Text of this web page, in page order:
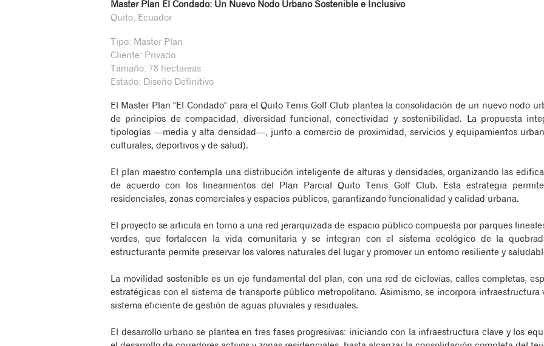
Master Plan El Condado: Un Nuevo Nodo Urbano Sostenible e Inclusivo
Quito, Ecuador
Tipo: Master Plan
Cliente: Privado
Tamaño: 78 hectareas
Estado: Diseño Definitivo
El Master Plan "El Condado" para el Quito Tenis Golf Club plantea la consolidación de un nuevo nodo
de principios de compacidad, diversidad funcional, conectividad y sostenibilidad. La propuesta
tipologías —media y alta densidad—, junto a comercio de proximidad, servicios y equipamientos
culturales, deportivos y de salud).
El plan maestro contempla una distribución inteligente de alturas y densidades, organizando las
de acuerdo con los lineamientos del Plan Parcial Quito Tenis Golf Club. Esta estrategia
residenciales, zonas comerciales y espacios públicos, garantizando funcionalidad y calidad urbana.
El proyecto se articula en torno a una red jerarquizada de espacio público compuesta por parques
verdes, que fortalecen la vida comunitaria y se integran con el sistema ecológico de la
estructurante permite preservar los valores naturales del lugar y promover un entorno resiliente y
La movilidad sostenible es un eje fundamental del plan, con una red de ciclovías, calles completas,
estratégicas con el sistema de transporte público metropolitano. Asimismo, se incorpora
sistema eficiente de gestión de aguas pluviales y residuales.
El desarrollo urbano se plantea en tres fases progresivas: iniciando con la infraestructura clave y los